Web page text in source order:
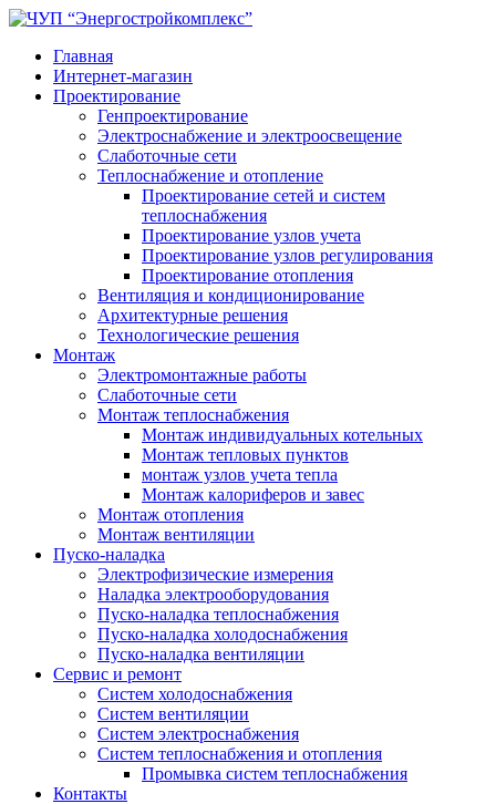
Главная
Интернет-магазин
Проектирование
Генпроектирование
Электроснабжение и электроосвещение
Слаботочные сети
Теплоснабжение и отопление
Проектирование сетей и систем
теплоснабжения
Проектирование узлов учета
Проектирование узлов регулирования
Проектирование отопления
Вентиляция и кондиционирование
Архитектурные решения
Технологические решения
Монтаж
Электромонтажные работы
Слаботочные сети
Монтаж теплоснабжения
Монтаж индивидуальных котельных
Монтаж тепловых пунктов
монтаж узлов учета тепла
Монтаж калориферов и завес
Монтаж отопления
Монтаж вентиляции
Пуско-наладка
Электрофизические измерения
Наладка электрооборудования
Пуско-наладка теплоснабжения
Пуско-наладка холодоснабжения
Пуско-наладка вентиляции
Сервис и ремонт
Систем холодоснабжения
Систем вентиляции
Систем электроснабжения
Систем теплоснабжения и отопления
Промывка систем теплоснабжения
Контакты